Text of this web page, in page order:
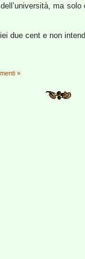
ma
due cent e non
»